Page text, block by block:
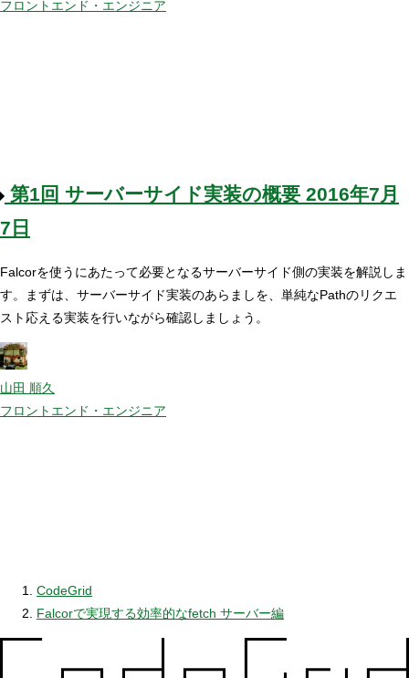
フロントエンド・エンジニア
第1回 サーバーサイド実装の概要 2016年7月
7日
Falcorを使うにあたって必要となるサーバーサイド側の実装を解説しま
す。まずは、サーバーサイド実装のあらましを、単純なPathのリクエ
スト応える実装を行いながら確認しましょう。
山田 順久
フロントエンド・エンジニア
CodeGrid
Falcorで実現する効率的なfetch サーバー編